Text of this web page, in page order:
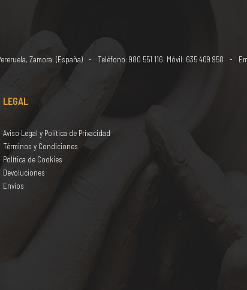
Zamora. (España) Teléfono:980 551 116. Móvil: 635 409 958
LEGAL
Aviso Legal y Política de Privacidad
Términos y Condiciones
Política de Cookies
Devoluciones
Envíos